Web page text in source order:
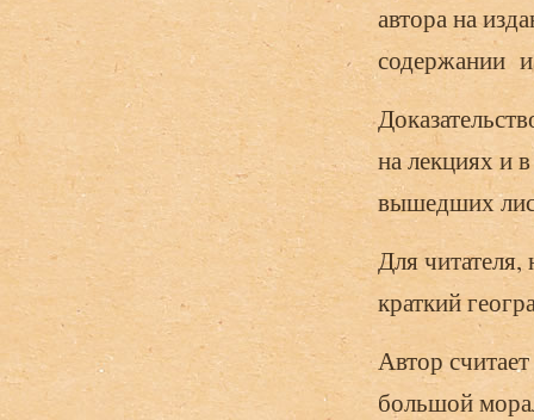
автора на
содержании и
на лекциях и
вышедших
Для
краткий
Автор
большой